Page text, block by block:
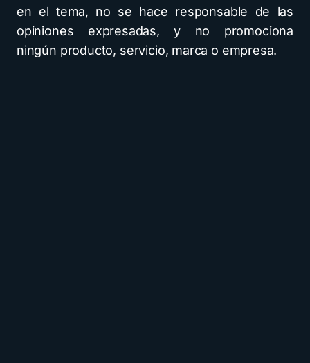
en el tema, no se hace responsable de las
opiniones expresadas, y no promociona
ningún producto, servicio, marca o empresa.